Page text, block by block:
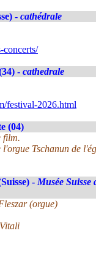
- cathédrale
concerts/
- cathedrale
festival-2026.html
(04)
film.
Tschanun de
- Musée Suisse
(orgue)